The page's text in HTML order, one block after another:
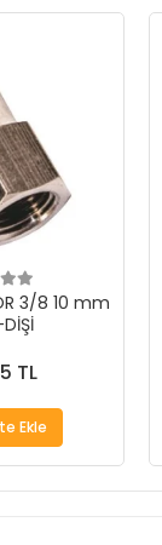
3/8 10 mm
TL
Ekle